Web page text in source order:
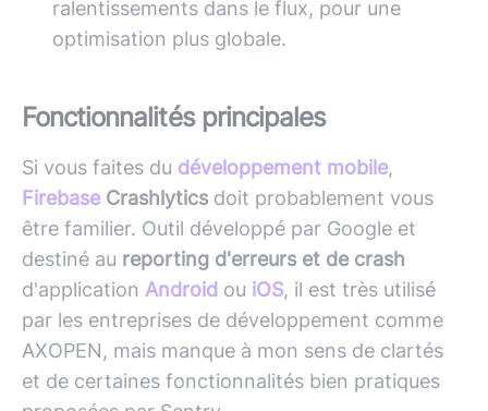
ralentissements dans le flux, pour une
optimisation plus globale.
Fonctionnalités principales
Si vous faites du développement mobile,
FirebaseCrashlytics doit probablement vous
être familier. Outil développé par Google et
destiné au reporting d'erreurs et de crash
d'application Android ou iOS, il est très utilisé
par les entreprises de développement comme
AXOPEN, mais manque à mon sens de clartés
et de certaines fonctionnalités bien pratiques